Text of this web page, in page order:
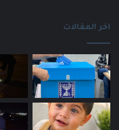
اخر المقالات